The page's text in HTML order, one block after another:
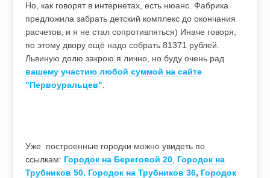
Но, как говорят в интернетах, есть нюанс. Фабрика
предложила забрать детский комплекс до окончания
расчетов, и я не стал сопротивляться) Иначе говоря,
по этому двору ещё надо собрать 81371 рублей.
Львиную долю закрою я лично, но буду очень рад
вашему участию любой суммой на сайте
"Первоуральцев"
Уже построенные городки можно увидеть по
ссылкам: Городок на Береговой 20 Городок на
Трубников 50. Городок на Трубников 36, Городок